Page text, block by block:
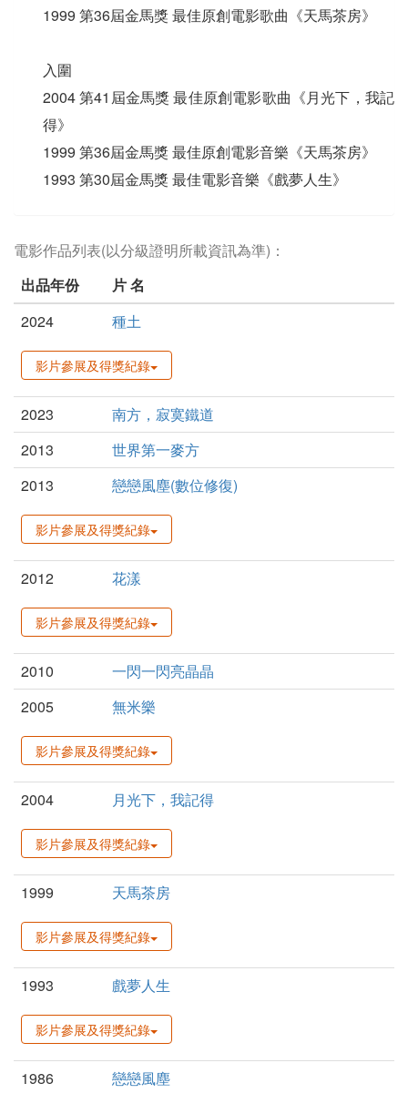
1999 第36屆金馬獎 最佳原創電影歌曲《天馬茶房》
入圍
2004 第41屆金馬獎 最佳原創電影歌曲《月光下，我記
得》
1999 第36屆金馬獎 最佳原創電影音樂《天馬茶房》
1993 第30屆金馬獎 最佳電影音樂《戲夢人生》
電影作品列表(以分級證明所載資訊為準)：
出品年份
片 名
2024
種土
影片參展及得獎紀錄
2023
南方，寂寞鐵道
2013
世界第一麥方
2013
戀戀風塵(數位修復)
影片參展及得獎紀錄
2012 花漾
影片參展及得獎紀錄
2010
一閃一閃亮晶晶
2005
無米樂
影片參展及得獎紀錄
2004 月光下，我記得
影片參展及得獎紀錄
1999 天馬茶房
影片參展及得獎紀錄
1993 戲夢人生
影片參展及得獎紀錄
1986 戀戀風塵